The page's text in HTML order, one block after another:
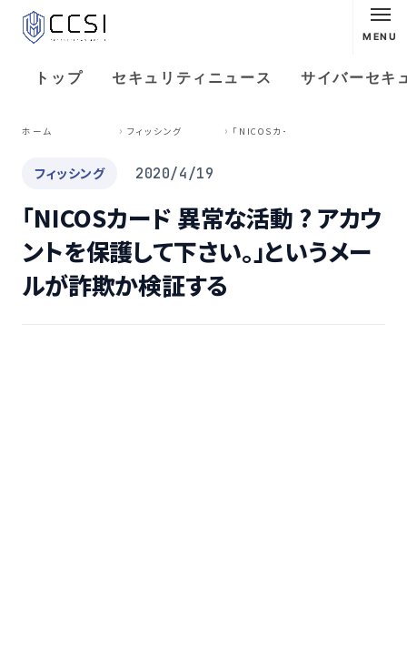
MENU
トップ セキュリティニュース サイバーセキ
ホーム フィッシング
フィッシング 2020/4/19
「NICOSカード 異常な活動 ? アカウ
ントを保護して下さい。」というメー
ルが詐欺か検証する